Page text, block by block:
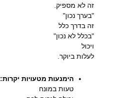
זה לא מספיק.
"בערך נכון"
זה בדרך כלל
"בכלל לא נכון"
ויכול
לעלות ביוקר.
הימנעות מטעויות יקרות:
טעות במונח